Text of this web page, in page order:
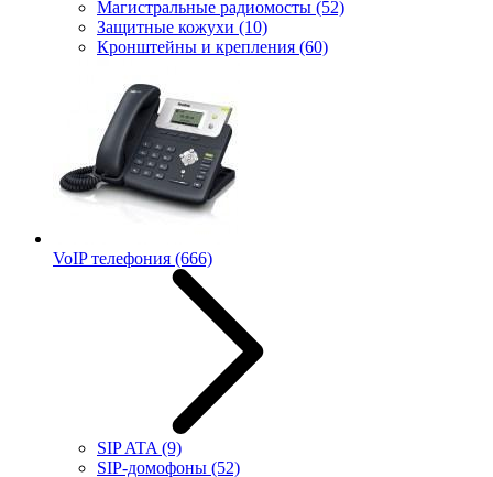
Магистральные радиомосты (52)
Защитные кожухи (10)
Кронштейны и крепления (60)
VoIP телефония (666)
SIP ATA (9)
SIP-домофоны (52)